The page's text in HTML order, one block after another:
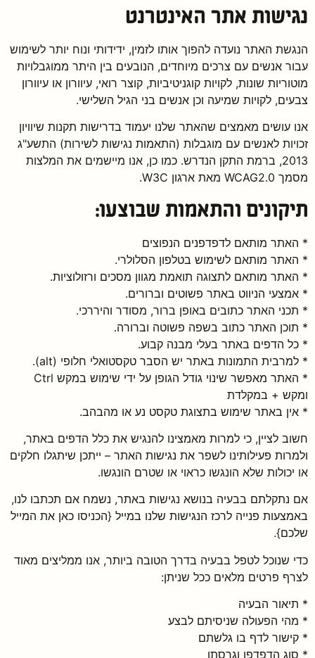
נגישות אתר האינטרנט
הנגשת האתר נועדה להפוך אותו לזמין, ידידותי ונוח יותר לשימוש
עבור אנשים עם צרכים מיוחדים, הנובעים בין היתר ממוגבלויות
מוטוריות שונות, לקויות קוגניטיביות, קוצר רואי, עיוורון או עיוורון
צבעים, לקויות שמיעה וכן אנשים בני הגיל השלישי.
אנו עושים מאמצים שהאתר שלנו יעמוד בדרישות תקנות שיוויון
זכויות לאנשים עם מוגבלות (התאמות נגישות לשירות) התשע"ג
2013, ברמת התקן הנדרש. כמו כן, אנו מיישמים את המלצות
מסמך WCAG2.0 מאת ארגון W3C.
תיקונים והתאמות שבוצעו:
* האתר מותאם לדפדפנים הנפוצים
* האתר מותאם לשימוש בטלפון הסלולרי.
* האתר מותאם לתצוגה תואמת מגוון מסכים ורזולוציות.
* אמצעי הניווט באתר פשוטים וברורים.
* תכני האתר כתובים באופן ברור, מסודר והיררכי.
* תוכן האתר כתוב בשפה פשוטה וברורה.
* כל הדפים באתר בעלי מבנה קבוע.
* למרבית התמונות באתר יש הסבר טקסטואלי חלופי (alt).
* האתר מאפשר שינוי גודל הגופן על ידי שימוש במקש Ctrl
ומקש + במקלדת
* אין באתר שימוש בתצוגת טקסט נע או מהבהב.
חשוב לציין, כי למרות מאמצינו להנגיש את כלל הדפים באתר,
ולמרות פעילותינו לשפר את נגישות האתר – ייתכן שיתגלו חלקים
או יכולות שלא הונגשו כראוי או שטרם הונגשו.
אם נתקלתם בבעיה בנושא נגישות באתר, נשמח אם תכתבו לנו,
באמצעות פנייה לרכז הנגישות שלנו במייל {הכניסו כאן את המייל
שלכם}.
כדי שנוכל לטפל בבעיה בדרך הטובה ביותר, אנו ממליצים מאוד
לצרף פרטים מלאים ככל שניתן:
* תיאור הבעיה
* מהי הפעולה שניסיתם לבצע
* קישור לדף בו גלשתם
* סוג הדפדפן וגרסתו